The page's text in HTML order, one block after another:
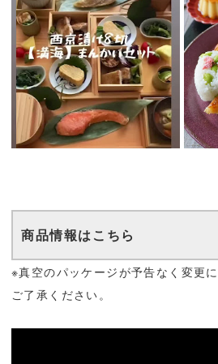
商品情報はこちら
※真空のパッケージが予告なく変更
ご了承ください。